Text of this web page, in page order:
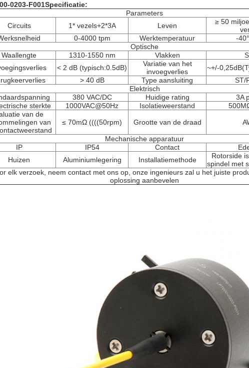
0203-F001Specificatie:
Parameters
Circuits
1* vezels+2*3A Leven
≥ 50
0-4000 tpm Werktemperatuur
-
Optische
Waallengte
1310-1550 nm Vlakken
< 2 dB (typisch:0.5dB)
Variatie van het
invoegverlies
~+/-
> 40 dB Type aansluiting
ST/
Elektrisch
380 VAC/DC Huidige rating
3A
sterkte
1000VAC@50Hz Isolatieweerstand
van de
van
≤ 70mΩ ((((50rpm) Grootte van de draad
Mechanische apparatuur
IP
IP54 Contact
Huizen
Aluminiumlegering Installatiemethode
Rotorside
spindel met
elk verzoek, neem contact met ons op, onze ingenieurs zal u het juiste
oplossing aanbevelen